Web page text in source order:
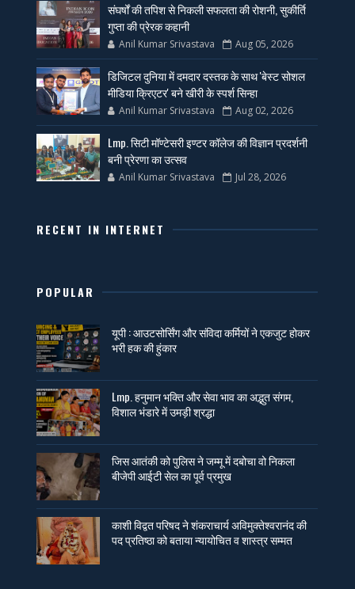
संघर्षों की तपिश से निकली सफलता की रोशनी, सुकीर्ति
गुप्ता की प्रेरक कहानी
Anil Kumar Srivastava Aug 05, 2026
डिजिटल दुनिया में दमदार दस्तक के साथ 'बेस्ट सोशल
मीडिया क्रिएटर' बने खीरी के स्पर्श सिन्हा
Anil Kumar Srivastava Aug 02, 2026
Lmp. सिटी मॉण्टेसरी इण्टर कॉलेज की विज्ञान प्रदर्शनी
बनी प्रेरणा का उत्सव
Anil Kumar Srivastava Jul 28, 2026
RECENT IN INTERNET
POPULAR
यूपी : आउटसोर्सिंग और संविदा कर्मियों ने एकजुट होकर
भरी हक की हुंकार
Lmp. हनुमान भक्ति और सेवा भाव का अद्भुत संगम,
विशाल भंडारे में उमड़ी श्रद्धा
जिस आतंकी को पुलिस ने जम्मू में दबोचा वो निकला
बीजेपी आईटी सेल का पूर्व प्रमुख
काशी विद्वत परिषद ने शंकराचार्य अविमुक्तेश्वरानंद की
पद प्रतिष्ठा को बताया न्यायोचित व शास्त्र सम्मत